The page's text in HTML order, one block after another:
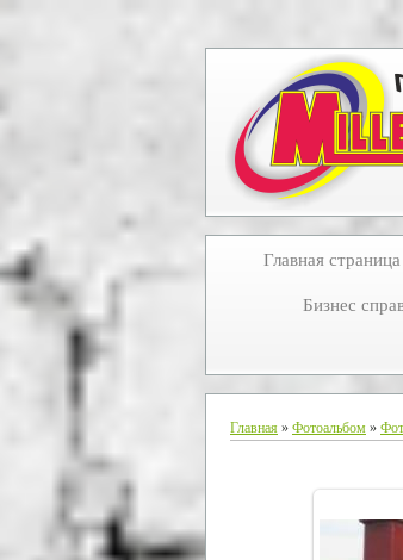
Главная страница
Бизнес
Главная » Фотоальбом »